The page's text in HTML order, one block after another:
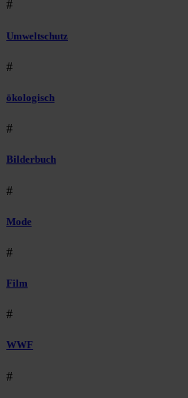
#
Umweltschutz
#
ökologisch
#
Bilderbuch
#
Mode
#
Film
#
WWF
#